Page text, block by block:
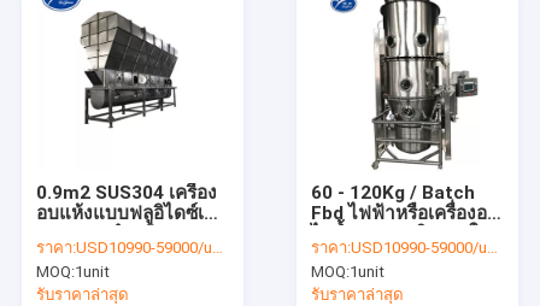
0.9m2 SUS304 เครื่อง
อบแห้งแบบฟลูอิไดซ์เบด
ราคา:USD10990-59000/unit
MOQ:1unit
รับราคาล่าสุด
60 - 120Kg / Batch
Fbd ไฟฟ้าหรือเครื่องอบ
ยา
ราคา:USD10990-59000/unit
MOQ:1unit
รับราคาล่าสุด